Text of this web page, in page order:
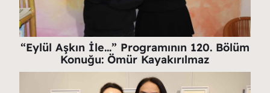
“Eylül Aşkın İle…” Programının 120. Bölüm
Konuğu: Ömür Kayakırılmaz